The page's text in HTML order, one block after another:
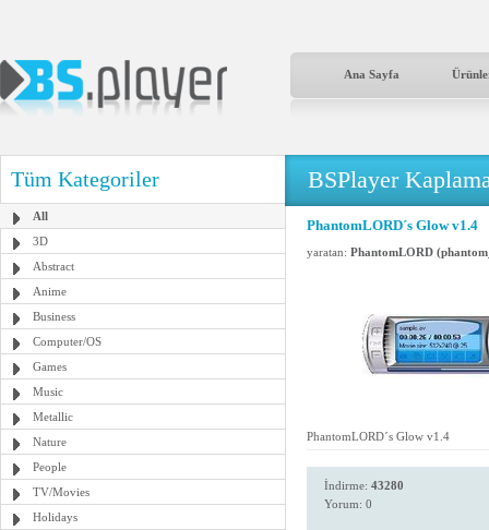
Ana Sayfa
Tüm Kategoriler
All
3D
Abstract
Anime
Business
Computer/OS
Games
Music
Metallic
Nature
People
TV/Movies
Holidays
BSPlayer
PhantomLORD´s Glow v1.4
yaratan: PhantomLORD
PhantomLORD´s Glow v1.4
İndirme: 43280
Yorum: 0